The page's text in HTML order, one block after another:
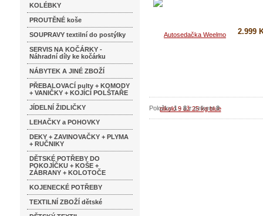
KOLÉBKY
PROUTĚNÉ koše
SOUPRAVY textilní do postýlky
SERVIS NA KOČÁRKY -
Náhradní díly ke kočárku
NÁBYTEK A JINÉ ZBOŽÍ
PŘEBALOVACÍ pulty + KOMODY
+ VANIČKY + KOJÍCÍ POLŠTAŘE
JÍDELNÍ ŽIDLIČKY
LEHAČKY a POHOVKY
DEKY + ZAVINOVAČKY + PLYMA
+ RUČNIKY
DĚTSKÉ POTŘEBY DO
POKOJÍČKU + KOŠE +
ZÁBRANY + KOLOTOČE
KOJENECKÉ POTŘEBY
TEXTILNÍ ZBOŽÍ dětské
2.999
Položky1- 8z celkem8